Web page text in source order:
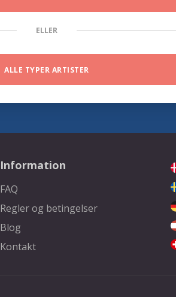
ELLER
ALLE TYPER ARTISTER
Information
FAQ
Regler og betingelser
Blog
Kontakt